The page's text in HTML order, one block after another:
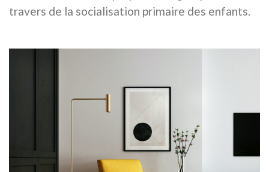
travers de la socialisation primaire des enfants.